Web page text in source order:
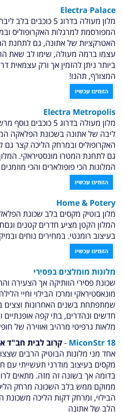
Electra Palace
מלון מעולה בדרוג 5
המפורסמת למרגלות האקרופוליס
האטרקציות של אתונה, גם לתחנת
עצמו ברמה מעולה, שימו לב שאת
ביותר ניתן להזמין אך ורק עצמאית
המצורף, תהנו!
Electra Metropolis
מלון מעולה בדרוג 5
ליבה של אתונה בשכונת הפלאקה
האקרופוליס ובמרחק הליכה קצר
גם לתחנת המטרו מונסטיראקי.
המלונות הכי פופולארים והכי
Home & Potery
מלון בוטיק מקסים בלב שכונת
המלון הקטן מציע חדרים קטנים
בעיצוב רומנטי. במחירים נוחים
מלונות מומלצים בפסירי
שכונת פסירי הוותיקה אך הצעירה
מונאסטיראקי ומרכז הבילוי וחיי
שמתפתחת בשנים האחרונות וצצים
חדשים ונהדרים, בתי קפה אופנתיים
מלאות גרפיטי מרהיב ואווירה של
MiconStr 18
-קרוב לבית חב"ד
אחד מני מלונות הבוטיק הרבים
מקסים בעיצוב מודרני תעשייתי עם
בדומה אך בשונה זה מזה. מתאים
ממוקם ממש בלב השכונה מרחק
הבילוי, ומרחק דקות הליכה משכונת
הלב של אתונה